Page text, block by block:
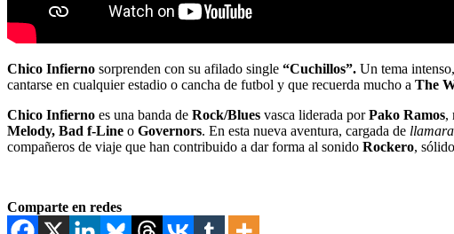
Chico Infierno sorprenden con su afilado single “Cuchillos”. Un tema
cantarse en cualquier estadio o cancha de futbol y que recuerda mucho a The
Chico Infierno es una banda de Rock/Blues vasca liderada porPako Ramos,
Melody, Bad f-Line o Governors. En esta nueva aventura, cargada de
compañeros de viaje que han contribuido a dar forma al sonido Rockero,
Comparte en redes